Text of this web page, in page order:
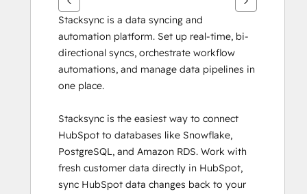
Stacksync is a data syncing and
automation platform. Set up real-time, bi-
directional syncs, orchestrate workflow
automations, and manage data pipelines in
one place.
Stacksync is the easiest way to connect
HubSpot to databases like Snowflake,
PostgreSQL, and Amazon RDS. Work with
fresh customer data directly in HubSpot,
sync HubSpot data changes back to your